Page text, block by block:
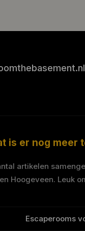
is er nog meer
artikelen
Hoogeveen. Leuk
Escaperooms